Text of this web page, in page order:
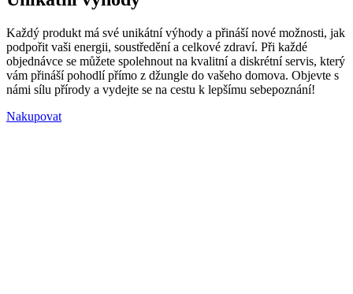
Každý produkt má své unikátní výhody a přináší nové možnosti, jak
podpořit vaši energii, soustředění a celkové zdraví. Při každé
objednávce se můžete spolehnout na kvalitní a diskrétní servis, který
vám přináší pohodlí přímo z džungle do vašeho domova. Objevte s
námi sílu přírody a vydejte se na cestu k lepšímu sebepoznání!
Nakupovat